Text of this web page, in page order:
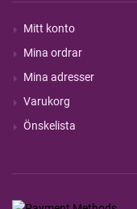
Mitt konto
Mina ordrar
Mina adresser
Varukorg
Önskelista